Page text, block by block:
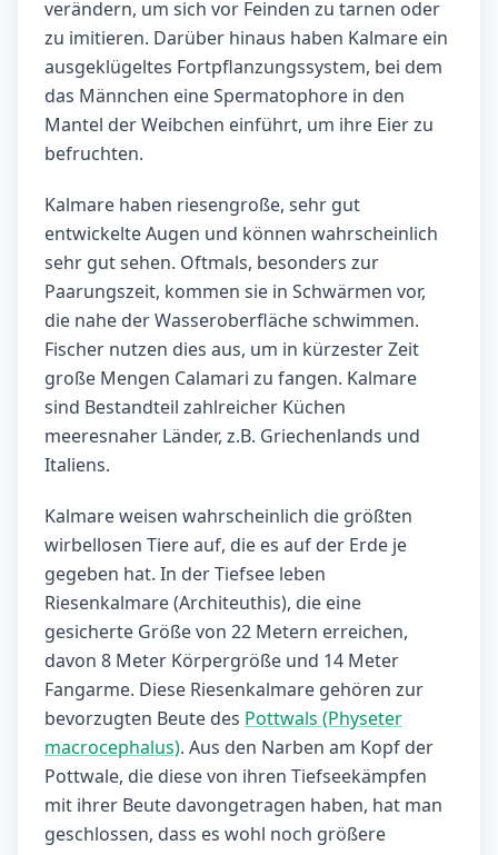
verändern, um sich vor Feinden zu tarnen oder
zu imitieren. Darüber hinaus haben Kalmare ein
ausgeklügeltes Fortpflanzungssystem, bei dem
das Männchen eine Spermatophore in den
Mantel der Weibchen einführt, um ihre Eier zu
befruchten.
Kalmare haben riesengroße, sehr gut
entwickelte Augen und können wahrscheinlich
sehr gut sehen. Oftmals, besonders zur
Paarungszeit, kommen sie in Schwärmen vor,
die nahe der Wasseroberfläche schwimmen.
Fischer nutzen dies aus, um in kürzester Zeit
große Mengen Calamari zu fangen. Kalmare
sind Bestandteil zahlreicher Küchen
meeresnaher Länder, z.B. Griechenlands und
Italiens.
Kalmare weisen wahrscheinlich die größten
wirbellosen Tiere auf, die es auf der Erde je
gegeben hat. In der Tiefsee leben
Riesenkalmare (Architeuthis), die eine
gesicherte Größe von 22 Metern erreichen,
davon 8 Meter Körpergröße und 14 Meter
Fangarme. Diese Riesenkalmare gehören zur
bevorzugten Beute des Pottwals (Physeter
macrocephalus). Aus den Narben am Kopf der
Pottwale, die diese von ihren Tiefseekämpfen
mit ihrer Beute davongetragen haben, hat man
geschlossen, dass es wohl noch größere